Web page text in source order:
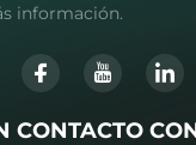
información.
CONTACTO